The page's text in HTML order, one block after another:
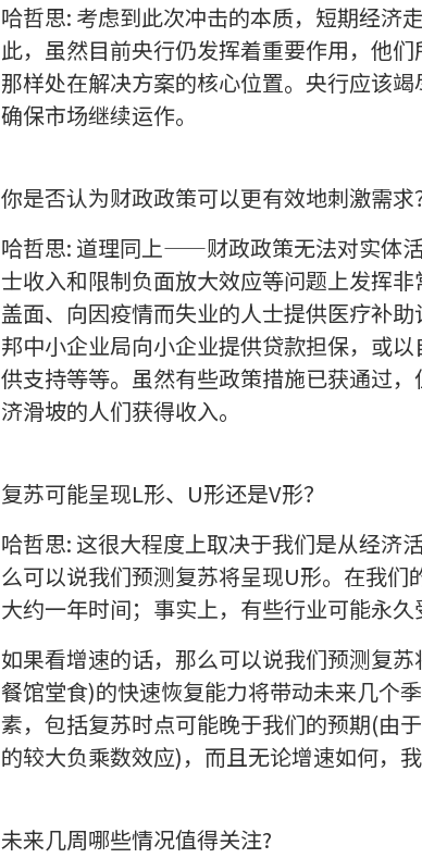
哈哲思: 考虑到此次冲击的本质，短期经济
此，虽然目前央行仍发挥着重要作用，他
那样处在解决方案的核心位置。央行应该
确保市场继续运作。
你是否认为财政政策可以更有效地刺激需求
哈哲思: 道理同上——财政政策无法对实体
士收入和限制负面放大效应等问题上发挥
盖面、向因疫情而失业的人士提供医疗补
邦中小企业局向小企业提供贷款担保，或
供支持等等。虽然有些政策措施已获通过
济滑坡的人们获得收入。
复苏可能呈现L形、U形还是V形？
哈哲思: 这很大程度上取决于我们是从经济
么可以说我们预测复苏将呈现U形。在我
大约一年时间；事实上，有些行业可能永久
如果看增速的话，那么可以说我们预测复
餐馆堂食)的快速恢复能力将带动未来几个
素，包括复苏时点可能晚于我们的预期(由
的较大负乘数效应)，而且无论增速如何，
未来几周哪些情况值得关注?